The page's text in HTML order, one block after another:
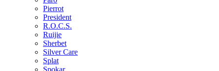
Pierrot
President
R.O.C.S.
Ruijie
Sherbet
Silver Care
Splat